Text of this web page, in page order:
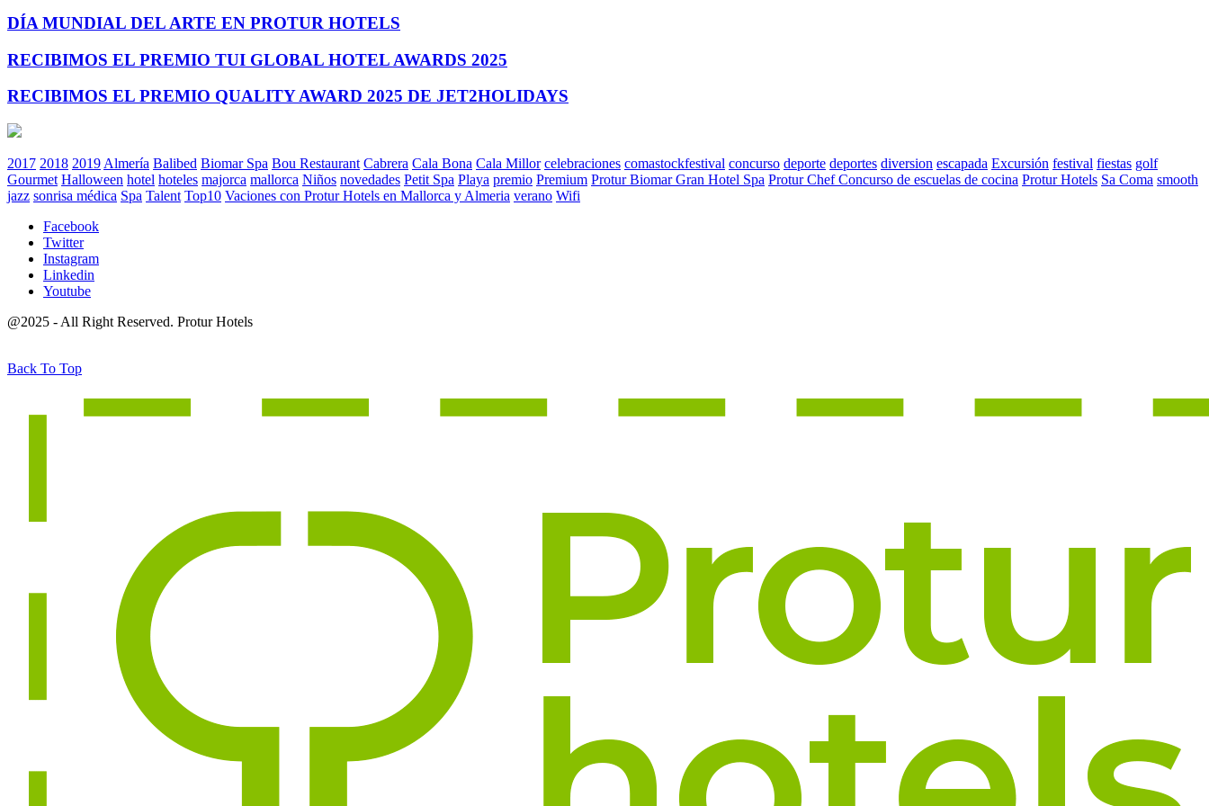
DÍA MUNDIAL DEL ARTE EN PROTUR HOTELS
RECIBIMOS EL PREMIO TUI GLOBAL HOTEL AWARDS 2025
RECIBIMOS EL PREMIO QUALITY AWARD 2025 DE JET2HOLIDAYS
2017 2018 2019 Almería Balibed Biomar Spa Bou Restaurant Cabrera Cala Bona Cala Millor celebraciones comastockfestival concurso deporte deportes diversion escapada Excursión festival fiestas golf
Gourmet Halloween hotel hoteles majorca mallorca Niños novedades Petit Spa Playa premio Premium Protur Biomar Gran Hotel Spa Protur Chef Concurso de escuelas de cocina Protur Hotels Sa Coma smooth
jazz sonrisa médica Spa Talent Top10 Vaciones con Protur Hotels en Mallorca y Almeria verano Wifi
Facebook
Twitter
Instagram
Linkedin
Youtube
@2025 - All Right Reserved. Protur Hotels
Back To Top